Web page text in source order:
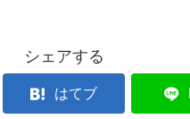
シェアする
はてブ